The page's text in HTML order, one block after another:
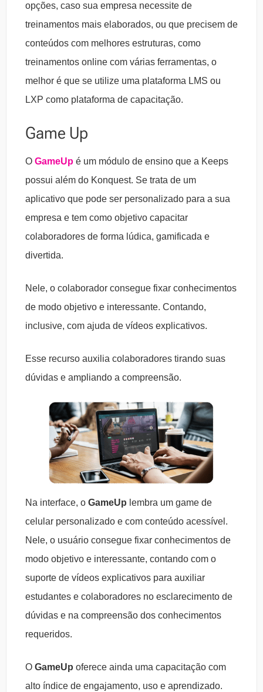
opções, caso sua empresa necessite de
treinamentos mais elaborados, ou que precisem de
conteúdos com melhores estruturas, como
treinamentos online com várias ferramentas, o
melhor é que se utilize uma plataforma LMS ou
LXP como plataforma de capacitação.
Game Up
O GameUp é um módulo de ensino que a Keeps
possui além do Konquest. Se trata de um
aplicativo que pode ser personalizado para a sua
empresa e tem como objetivo capacitar
colaboradores de forma lúdica, gamificada e
divertida.
Nele, o colaborador consegue fixar conhecimentos
de modo objetivo e interessante. Contando,
inclusive, com ajuda de vídeos explicativos.
Esse recurso auxilia colaboradores tirando suas
dúvidas e ampliando a compreensão.
Na interface, o GameUp lembra um game de
celular personalizado e com conteúdo acessível.
Nele, o usuário consegue fixar conhecimentos de
modo objetivo e interessante, contando com o
suporte de vídeos explicativos para auxiliar
estudantes e colaboradores no esclarecimento de
dúvidas e na compreensão dos conhecimentos
requeridos.
O GameUp oferece ainda uma capacitação com
alto índice de engajamento, uso e aprendizado.